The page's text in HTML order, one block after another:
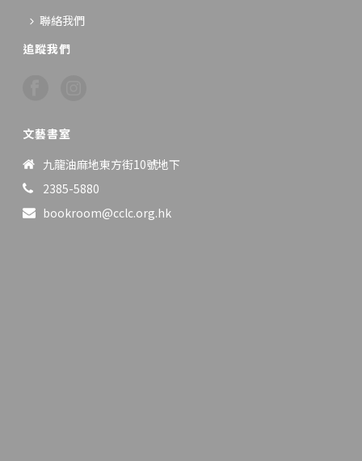
聯絡我們
追蹤我們
文藝書室
九龍油麻地東方街10號地下
2385-5880
bookroom@cclc.org.hk